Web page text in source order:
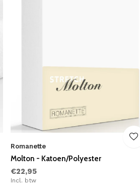
Romanette
Molton - Katoen/Polyester
€22,95
Incl. btw